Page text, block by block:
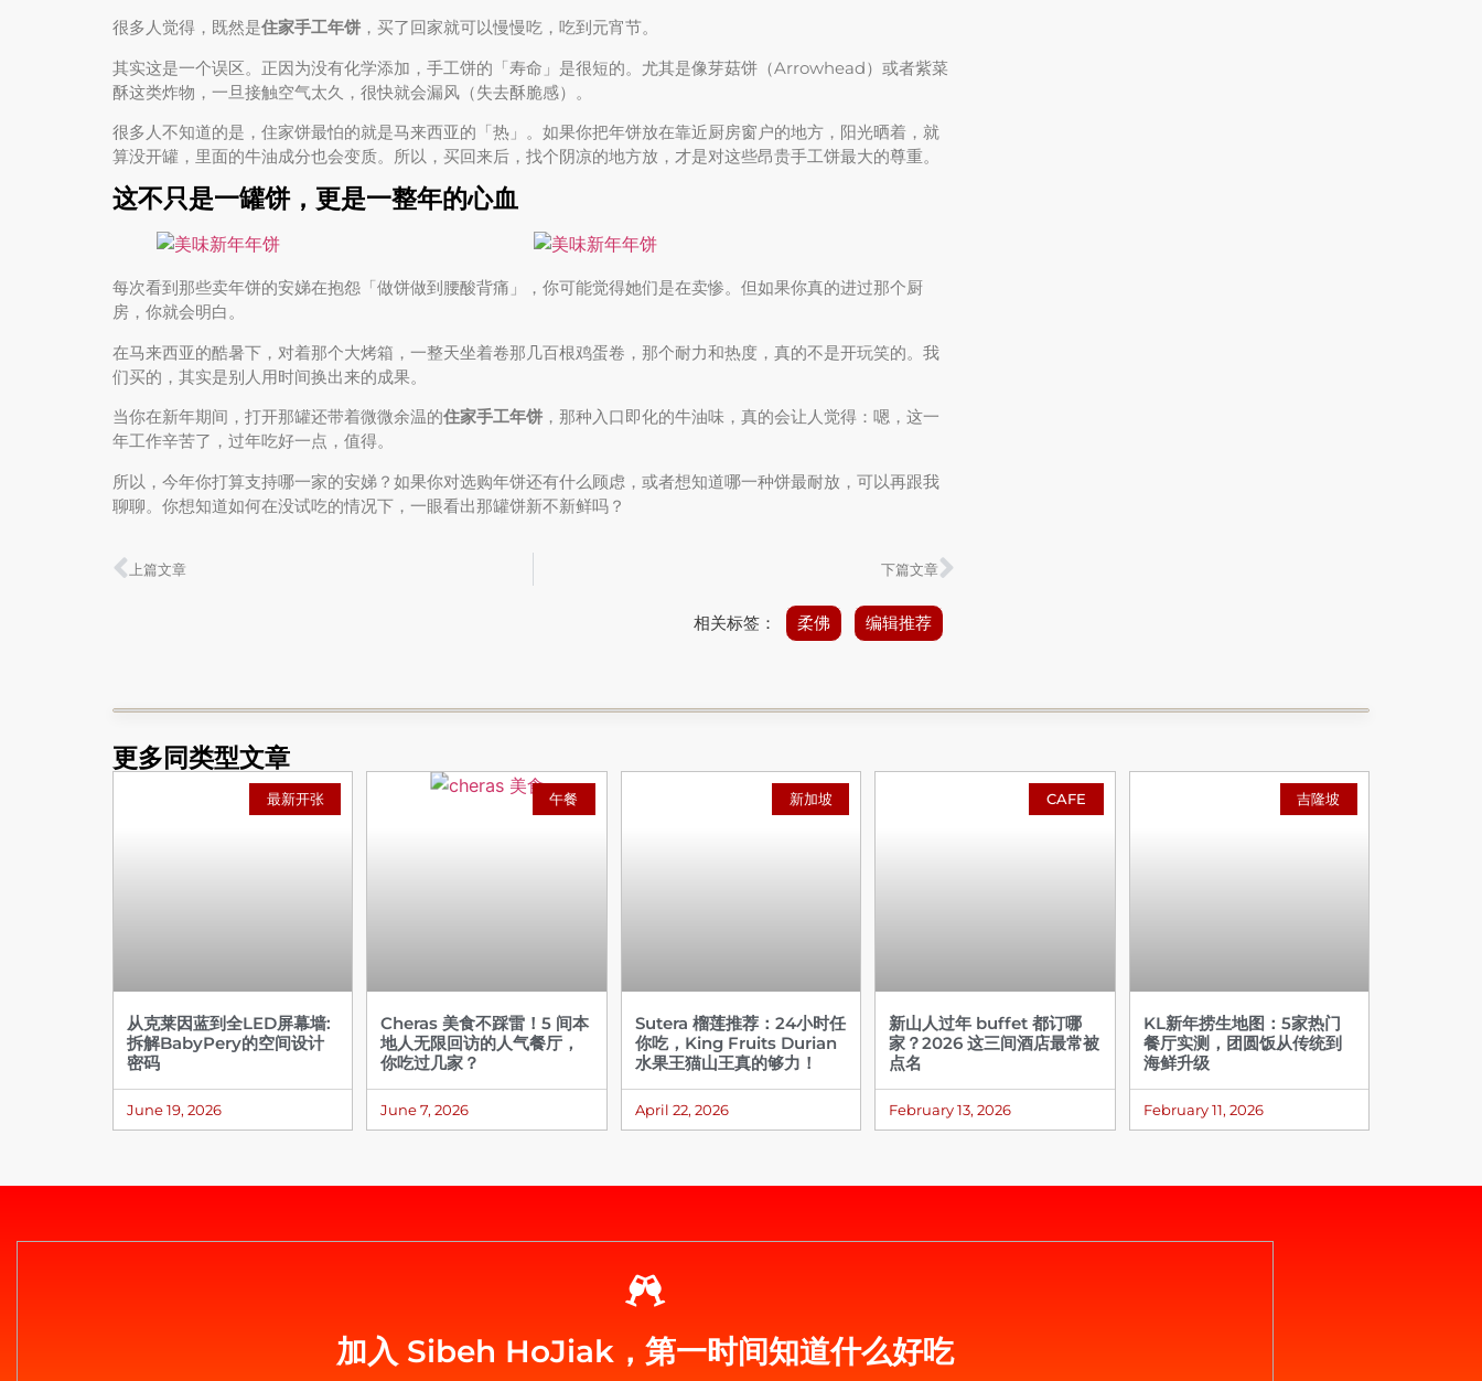
很多人觉得，既然是住家手工年饼 ，买了回家就可以慢慢吃，吃到元宵节。
其实这是一个误区。正因为没有化学添加，手工饼的「寿命」是很短的。尤其是像芽菇饼（Arrowhead）或者紫菜
酥这类炸物，一旦接触空气太久，很快就会漏风（失去酥脆感）。
很多人不知道的是，住家饼最怕的就是马来西亚的「热」。如果你把年饼放在靠近厨房窗户的地方，阳光晒着，就
算没开罐，里面的牛油成分也会变质。所以，买回来后，找个阴凉的地方放，才是对这些昂贵手工饼最大的尊重。
这不只是一罐饼，更是一整年的心血
每次看到那些卖年饼的安娣在抱怨「做饼做到腰酸背痛」，你可能觉得她们是在卖惨。但如果你真的进过那个厨
房，你就会明白。
在马来西亚的酷暑下，对着那个大烤箱，一整天坐着卷那几百根鸡蛋卷，那个耐力和热度，真的不是开玩笑的。我
们买的，其实是别人用时间换出来的成果。
当你在新年期间，打开那罐还带着微微余温的住家手工年饼 ，那种入口即化的牛油味，真的会让人觉得：嗯，这一
年工作辛苦了，过年吃好一点，值得。
所以，今年你打算支持哪一家的安娣？如果你对选购年饼还有什么顾虑，或者想知道哪一种饼最耐放，可以再跟我
聊聊。你想知道如何在没试吃的情况下，一眼看出那罐饼新不新鲜吗？
上篇文章 下篇文章
相关标签： 柔佛 编辑推荐
更多同类型文章
最新开张
从克莱因蓝到全LED屏幕墙:
拆解BabyPery的空间设计
密码
June 19, 2026
午餐
Cheras 美食不踩雷！5 间本
地人无限回访的人气餐厅，
你吃过几家？
June 7, 2026
新加坡
Sutera 榴莲推荐：24小时任
你吃，King Fruits Durian
水果王猫山王真的够力！
April 22, 2026
CAFE
新山人过年 buffet 都订哪
家？2026 这三间酒店最常被
点名
February 13, 2026
吉隆坡
KL新年捞生地图：5家热门
餐厅实测，团圆饭从传统到
海鲜升级
February 11, 2026
加入 Sibeh HoJiak，第一时间知道什么好吃